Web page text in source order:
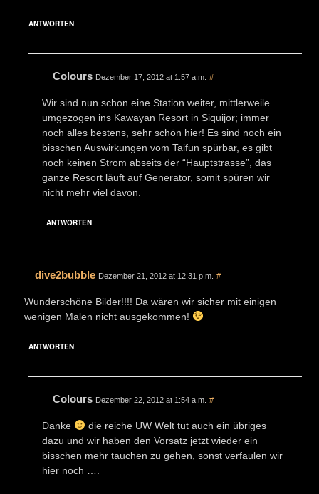
ANTWORTEN
Colours Dezember 17, 2012 at 1:57 a.m. #
Wir sind nun schon eine Station weiter, mittlerweile
umgezogen ins Kawayan Resort in Siquijor; immer
noch alles bestens, sehr schön hier! Es sind noch ein
bisschen Auswirkungen vom Taifun spürbar, es gibt
noch keinen Strom abseits der “Hauptstrasse”, das
ganze Resort läuft auf Generator, somit spüren wir
nicht mehr viel davon.
ANTWORTEN
dive2bubble Dezember 21, 2012 at 12:31 p.m. #
Wunderschöne Bilder!!!! Da wären wir sicher mit einigen
wenigen Malen nicht ausgekommen!
ANTWORTEN
Colours Dezember 22, 2012 at 1:54 a.m. #
Danke
die reiche UW Welt tut auch ein übriges
dazu und wir haben den Vorsatz jetzt wieder ein
bisschen mehr tauchen zu gehen, sonst verfaulen wir
hier noch ….